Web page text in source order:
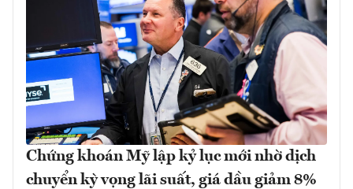
Chứng khoán Mỹ lập kỷ lục mới nhờ dịch
chuyển kỳ vọng lãi suất, giá dầu giảm 8%